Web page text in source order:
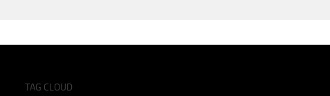
TAG CLOUD